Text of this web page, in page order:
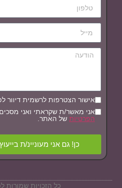
אישור הצטרפות לרשמית דיוור
אני מאשר/ת שקראתי ואני
הפרטיות של האתר.
כן! גם אני מעוניינ/ת
כל הזכויות שמורות